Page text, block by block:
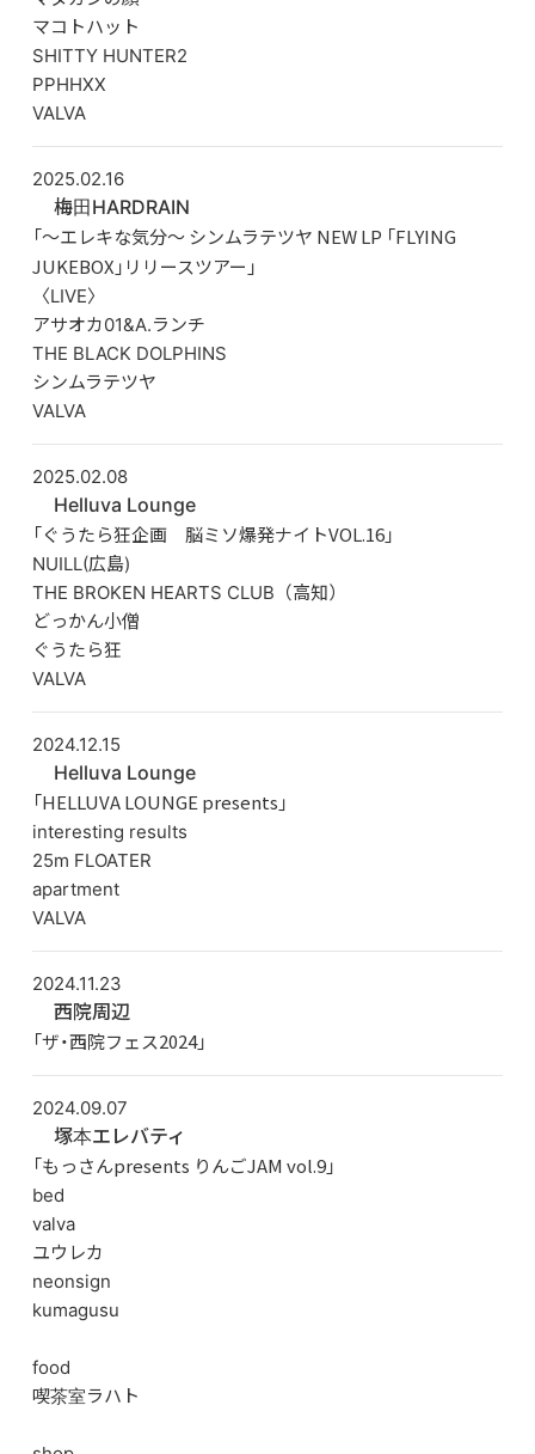
マコトハット
SHITTY HUNTER2
PPHHXX
VALVA
2025.02.16
梅田HARDRAIN
「〜エレキな気分〜 シンムラテツヤ NEW LP 「FLYING
JUKEBOX」リリースツアー」
〈LIVE〉
アサオカ01&A.ランチ
THE BLACK DOLPHINS
シンムラテツヤ
VALVA
2025.02.08
Helluva Lounge
「ぐうたら狂企画 脳ミソ爆発ナイトVOL.16」
NUILL(広島)
THE BROKEN HEARTS CLUB（高知）
どっかん小僧
ぐうたら狂
VALVA
2024.12.15
Helluva Lounge
「HELLUVA LOUNGE presents」
interesting results
25m FLOATER
apartment
VALVA
2024.11.23
西院周辺
「ザ・西院フェス2024」
2024.09.07
塚本エレバティ
「もっさんpresents りんごJAM vol.9」
bed
valva
ユウレカ
neonsign
kumagusu
food
喫茶室ラハト